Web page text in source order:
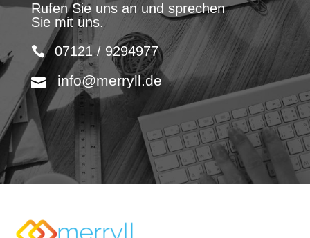
Rufen Sie uns an und sprechen
Sie mit uns.
07121 / 9294977
info@merryll.de